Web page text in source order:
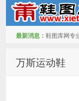
最新消息： 鞋图库网专
万斯运动鞋